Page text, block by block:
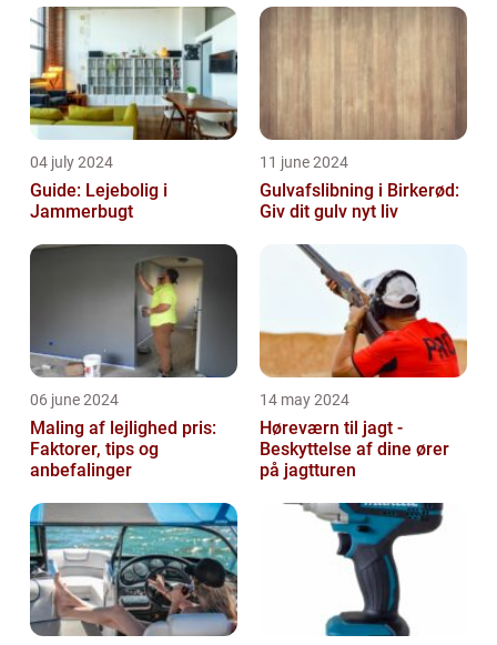
04 july 2024
Guide: Lejebolig i
Jammerbugt
11 june 2024
Gulvafslibning i Birkerød:
Giv dit gulv nyt liv
06 june 2024
Maling af lejlighed pris:
Faktorer, tips og
anbefalinger
14 may 2024
Høreværn til jagt -
Beskyttelse af dine ører
på jagtturen